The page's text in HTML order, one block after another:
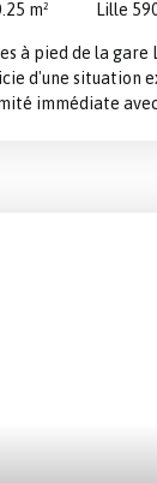
m² Lille
à pied de la
d'une situation
immédiate
m²3 pièces :